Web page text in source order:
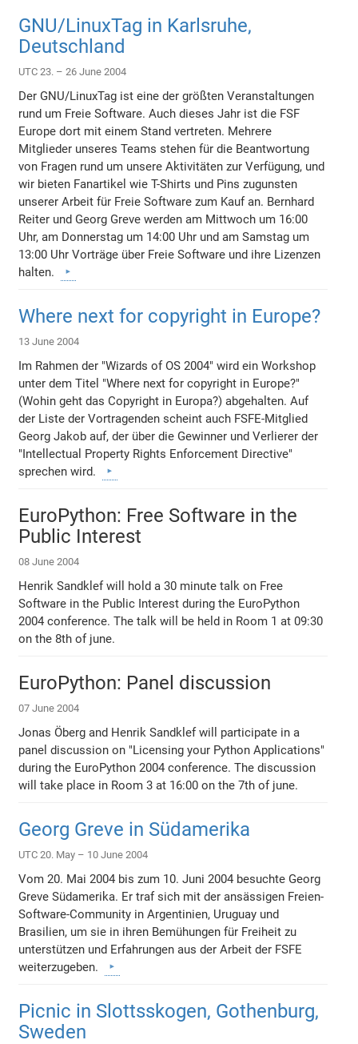
GNU/LinuxTag in Karlsruhe,
Deutschland
UTC 23. – 26 June 2004
Der GNU/LinuxTag ist eine der größten Veranstaltungen
rund um Freie Software. Auch dieses Jahr ist die FSF
Europe dort mit einem Stand vertreten. Mehrere
Mitglieder unseres Teams stehen für die Beantwortung
von Fragen rund um unsere Aktivitäten zur Verfügung, und
wir bieten Fanartikel wie T-Shirts und Pins zugunsten
unserer Arbeit für Freie Software zum Kauf an. Bernhard
Reiter und Georg Greve werden am Mittwoch um 16:00
Uhr, am Donnerstag um 14:00 Uhr und am Samstag um
13:00 Uhr Vorträge über Freie Software und ihre Lizenzen
halten.
Where next for copyright in Europe?
13 June 2004
Im Rahmen der "Wizards of OS 2004" wird ein Workshop
unter dem Titel "Where next for copyright in Europe?"
(Wohin geht das Copyright in Europa?) abgehalten. Auf
der Liste der Vortragenden scheint auch FSFE-Mitglied
Georg Jakob auf, der über die Gewinner und Verlierer der
"Intellectual Property Rights Enforcement Directive"
sprechen wird.
EuroPython: Free Software in the
Public Interest
08 June 2004
Henrik Sandklef will hold a 30 minute talk on Free
Software in the Public Interest during the EuroPython
2004 conference. The talk will be held in Room 1 at 09:30
on the 8th of june.
EuroPython: Panel discussion
07 June 2004
Jonas Öberg and Henrik Sandklef will participate in a
panel discussion on "Licensing your Python Applications"
during the EuroPython 2004 conference. The discussion
will take place in Room 3 at 16:00 on the 7th of june.
Georg Greve in Südamerika
UTC 20. May – 10 June 2004
Vom 20. Mai 2004 bis zum 10. Juni 2004 besuchte Georg
Greve Südamerika. Er traf sich mit der ansässigen Freien-
Software-Community in Argentinien, Uruguay und
Brasilien, um sie in ihren Bemühungen für Freiheit zu
unterstützen und Erfahrungen aus der Arbeit der FSFE
weiterzugeben.
Picnic in Slottsskogen, Gothenburg,
Sweden